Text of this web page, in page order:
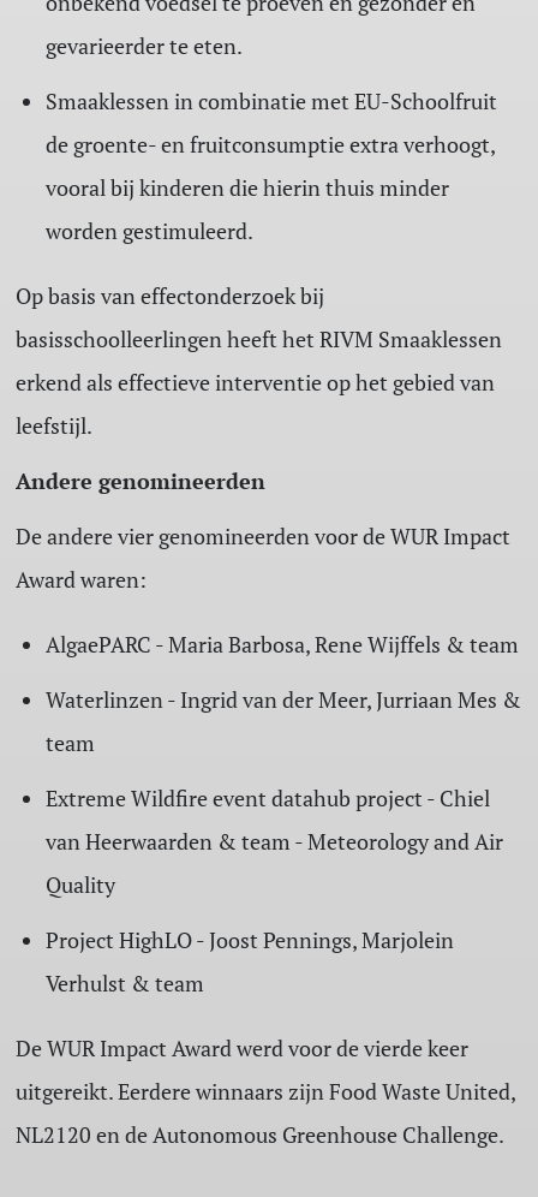
gevarieerder te eten.
Smaaklessen in combinatie met EU-Schoolfruit
de groente- en fruitconsumptie extra verhoogt,
vooral bij kinderen die hierin thuis minder
worden gestimuleerd.
Op basis van effectonderzoek bij
basisschoolleerlingen heeft het RIVM Smaaklessen
erkend als effectieve interventie op het gebied van
leefstijl.
Andere genomineerden
De andere vier genomineerden voor de WUR Impact
Award waren:
AlgaePARC - Maria Barbosa, Rene Wijffels & team
Waterlinzen - Ingrid van der Meer, Jurriaan Mes &
team
Extreme Wildfire event datahub project - Chiel
van Heerwaarden & team - Meteorology and Air
Quality
Project HighLO - Joost Pennings, Marjolein
Verhulst & team
De WUR Impact Award werd voor de vierde keer
uitgereikt. Eerdere winnaars zijn Food Waste United,
NL2120 en de Autonomous Greenhouse Challenge.